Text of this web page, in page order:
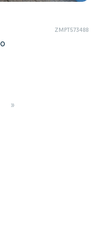
ZMPT573488
»